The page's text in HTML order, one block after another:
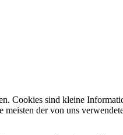
Cookies sind kleine
der von uns